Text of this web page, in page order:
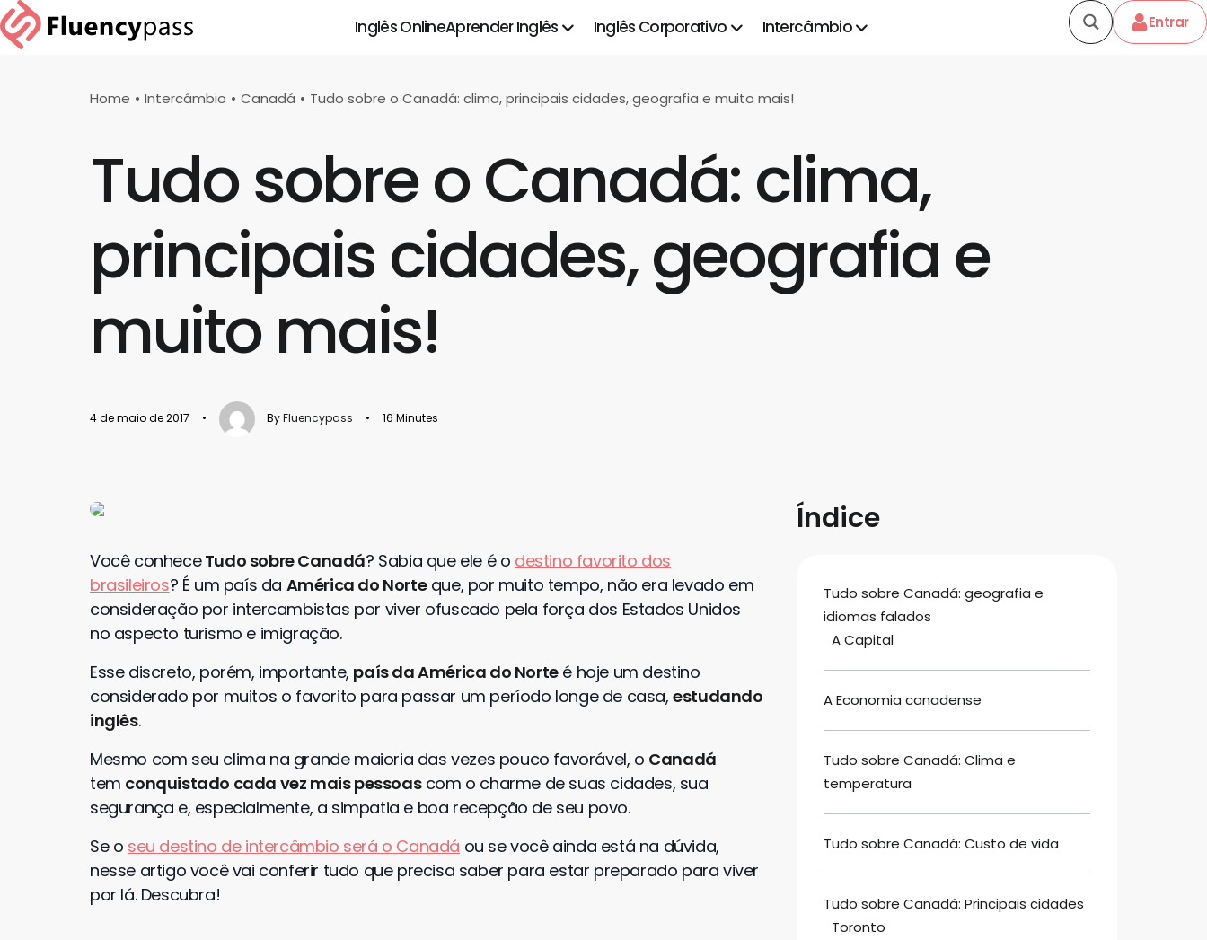
Inglês OnlineAprender Inglês Inglês Corporativo Intercâmbio Entrar
Home Intercâmbio Canadá Tudo sobre o Canadá: clima, principais cidades, geografia e muito mais!
Tudo sobre o Canadá: clima,
principais cidades, geografia e
muito mais!
4 de maio de 2017 • ByFluencypass • 16 Minutes
Você conheceTudo sobre Canadá? Sabia que ele é o destino favorito dos
brasileiros? É um país da América do Norteque, por muito tempo, não era levado em
consideração por intercambistas por viver ofuscado pela força dos Estados Unidos
no aspecto turismo e imigração.
Esse discreto, porém, importante, país da América do Norteé hoje um destino
considerado por muitos o favorito para passar um período longe de casa,estudando
inglês.
Mesmo com seu clima na grande maioria das vezes pouco favorável, o Canadá
tem conquistado cada vez mais pessoascom o charme de suas cidades, sua
segurança e, especialmente, a simpatia e boa recepção de seu povo.
Se o seu destino de intercâmbio será o Canadá ou se você ainda está na dúvida,
nesse artigo você vai conferir tudo que precisa saber para estar preparado para viver
por lá. Descubra!
Índice
Tudo sobre Canadá: geografia e
idiomas falados
A Capital
A Economia canadense
Tudo sobre Canadá: Clima e
temperatura
Tudo sobre Canadá: Custo de vida
Tudo sobre Canadá: Principais cidades
Toronto